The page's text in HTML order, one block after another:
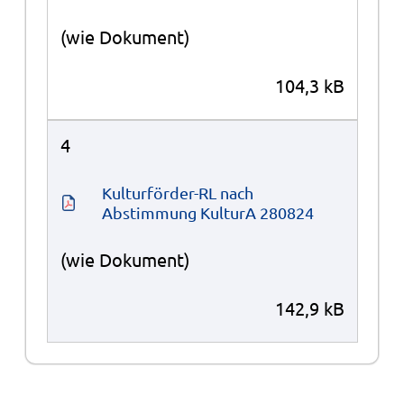
(wie Dokument)
104,3 kB
4
Kulturförder-RL nach
Abstimmung KulturA 280824
(wie Dokument)
142,9 kB